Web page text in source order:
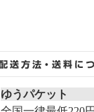
ゆうパケット